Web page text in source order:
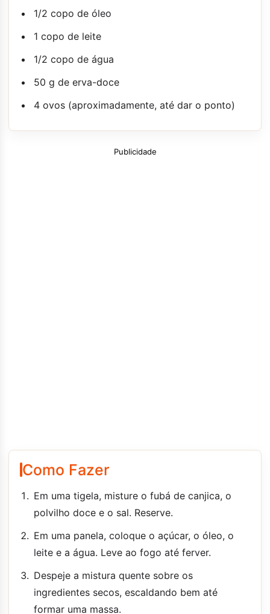
1/2 copo de óleo
1 copo de leite
1/2 copo de água
50 g de erva-doce
4 ovos (aproximadamente, até dar o ponto)
Publicidade
Como Fazer
Em uma tigela, misture o fubá de canjica, o
polvilho doce e o sal. Reserve.
Em uma panela, coloque o açúcar, o óleo, o
leite e a água. Leve ao fogo até ferver.
Despeje a mistura quente sobre os
ingredientes secos, escaldando bem até
formar uma massa.